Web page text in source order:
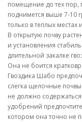
помещение до тех пор,
поднимется выше 7-10
только в теплых
В открытую почву
и установления
длительной закалке
Она не боится
Гвоздика Шабо
слегка щелочные
не должно содержаться
удобрений
котором она точно не